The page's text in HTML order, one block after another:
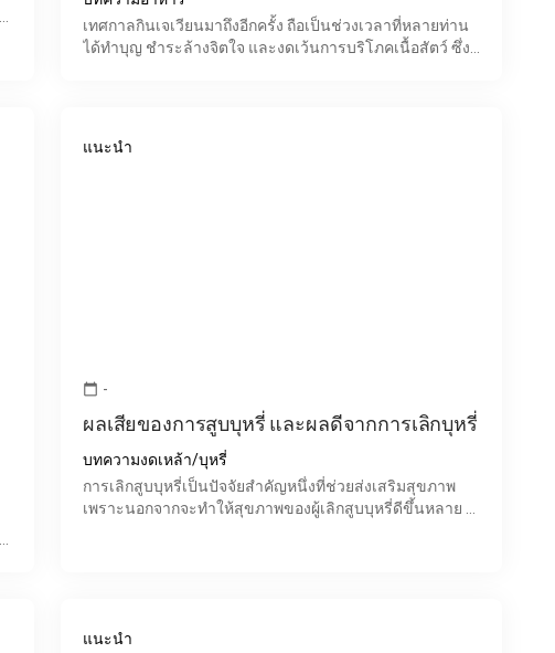
เทศกาลกินเจเวียนมาถึงอีกครั้ง ถือเป็นช่วงเวลาที่หลายท่าน
ได้ทำบุญ ชำระล้างจิตใจ และงดเว้นการบริโภคเนื้อสัตว์ ซึ่ง
แนะนำ
calendar_today -
ผลเสียของการสูบบุหรี่ และผลดีจากการเลิกบุหรี่
บทความงดเหล้า/บุหรี่
การเลิกสูบบุหรี่เป็นปัจจัยสำคัญหนึ่งที่ช่วยส่งเสริมสุขภาพ
เพราะนอกจากจะทำให้สุขภาพของผู้เลิกสูบบุหรี่ดีขึ้นหลาย ๆ
แนะนำ